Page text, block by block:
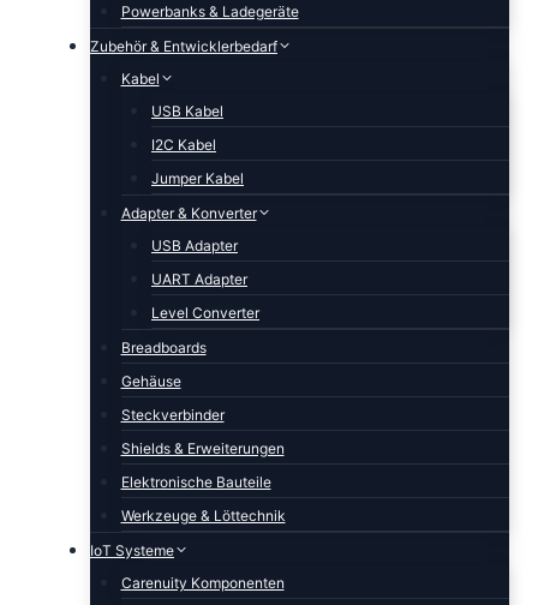
Powerbanks & Ladegeräte
Zubehör & Entwicklerbedarf
Kabel
USB Kabel
I2C Kabel
Jumper Kabel
Adapter & Konverter
USB Adapter
UART Adapter
Level Converter
Breadboards
Gehäuse
Steckverbinder
Shields & Erweiterungen
Elektronische Bauteile
Werkzeuge & Löttechnik
IoT Systeme
Carenuity Komponenten